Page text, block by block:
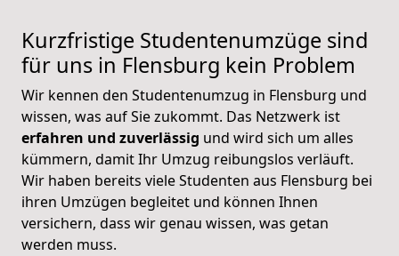
Kurzfristige Studentenumzüge sind
für uns in Flensburg kein Problem
Wir kennen den Studentenumzug in Flensburg und
wissen, was auf Sie zukommt. Das Netzwerk ist
erfahren und zuverlässig und wird sich um alles
kümmern, damit Ihr Umzug reibungslos verläuft.
Wir haben bereits viele Studenten aus Flensburg bei
ihren Umzügen begleitet und können Ihnen
versichern, dass wir genau wissen, was getan
werden muss.